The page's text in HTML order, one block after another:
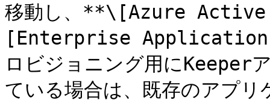
移動し、**\[Azure
[Enterprise
ロビジョニング用にKeeper
ている場合は、既存のアプ